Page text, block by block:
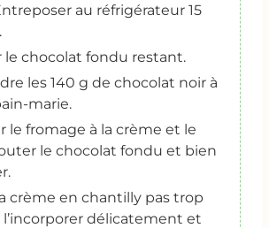
au réfrigérateur 15
le chocolat fondu restant.
les 140 g de chocolat noir à
marie.
le fromage à la crème et le
le chocolat fondu et bien
crème en chantilly pas trop
délicatement et